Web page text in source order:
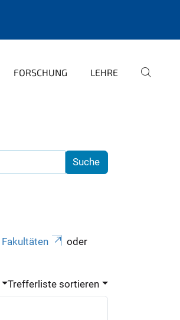
FORSCHUNG LEHRE
Fakultäten
oder
Trefferliste sortieren